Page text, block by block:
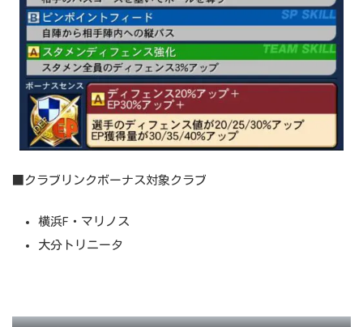
■クラブリンクボーナス対象クラブ
横浜F・マリノス
大分トリニータ